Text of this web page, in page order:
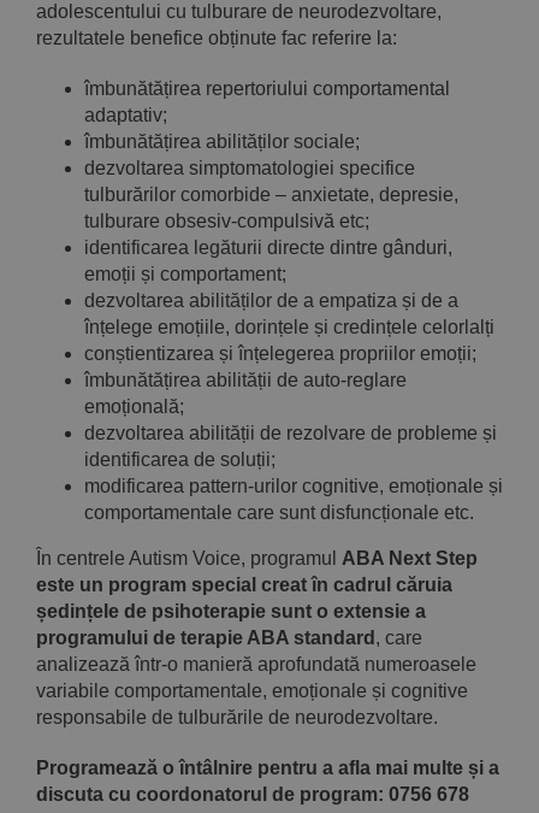
adolescentului cu tulburare de neurodezvoltare,
rezultatele benefice obținute fac referire la:
îmbunătățirea repertoriului comportamental
adaptativ;
îmbunătățirea abilităților sociale;
dezvoltarea simptomatologiei specifice
tulburărilor comorbide – anxietate, depresie,
tulburare obsesiv-compulsivă etc;
identificarea legăturii directe dintre gânduri,
emoții și comportament;
dezvoltarea abilităților de a empatiza și de a
înțelege emoțiile, dorințele și credințele celorlalți
conștientizarea și înțelegerea propriilor emoții;
îmbunătățirea abilității de auto-reglare
emoțională;
dezvoltarea abilității de rezolvare de probleme și
identificarea de soluții;
modificarea pattern-urilor cognitive, emoționale și
comportamentale care sunt disfuncționale etc.
În centrele Autism Voice, programul ABA Next Step
este un program special creat în cadrul căruia
ședințele de psihoterapie sunt o extensie a
programului de terapie ABA standard , care
analizează într-o manieră aprofundată numeroasele
variabile comportamentale, emoționale și cognitive
responsabile de tulburările de neurodezvoltare.
Programează o întâlnire pentru a afla mai multe și a
discuta cu coordonatorul de program: 0756 678